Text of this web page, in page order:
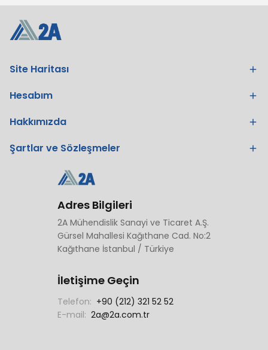
Site Haritası
Hesabım
Hakkımızda
Şartlar ve Sözleşmeler
Adres Bilgileri
2A Mühendislik Sanayi ve Ticaret A.Ş.
Gürsel Mahallesi Kağıthane Cad. No:2
Kağıthane İstanbul / Türkiye
İletişime Geçin
Telefon: +90 (212) 321 52 52
E-mail: 2a@2a.com.tr